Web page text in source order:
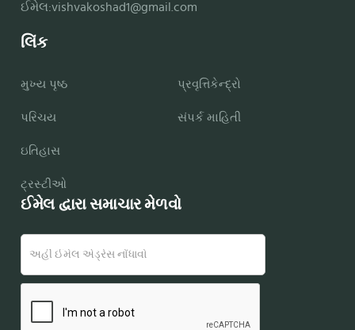
ઈમેલ:vishvakoshad1@gmail.com
લિંક
મુખ્ય પૃષ્ઠ
પરિચય
ઇતિહાસ
ટ્રસ્ટીઓ
પ્રવૃત્તિકેન્દ્રો
સંપર્ક માહિતી
ઈમેલ દ્વારા સમાચાર મેળવો